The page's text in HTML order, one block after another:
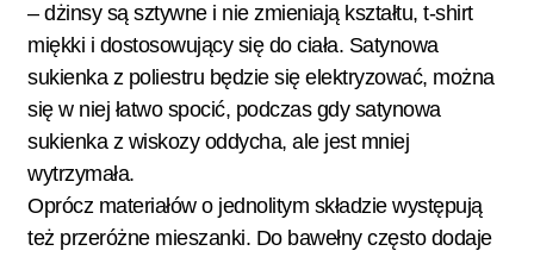
– dżinsy są sztywne i nie zmieniają kształtu, t-shirt
miękki i dostosowujący się do ciała. Satynowa
sukienka z poliestru będzie się elektryzować, można
się w niej łatwo spocić, podczas gdy satynowa
sukienka z wiskozy oddycha, ale jest mniej
wytrzymała.
Oprócz materiałów o jednolitym składzie występują
też przeróżne mieszanki. Do bawełny często dodaje